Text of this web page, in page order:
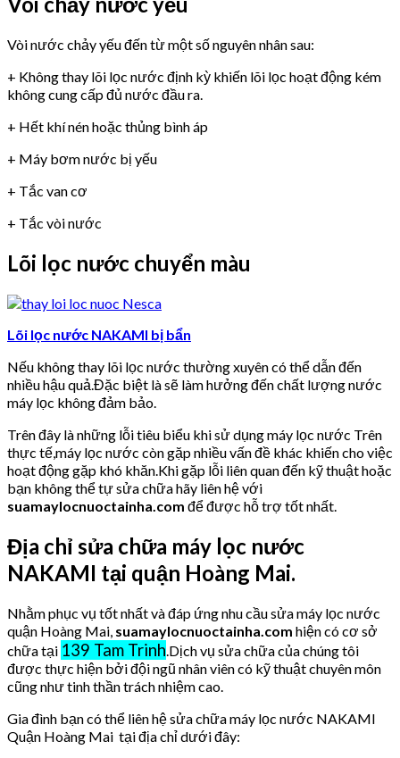
Vòi nước chảy yếu đến từ một số nguyên nhân sau:
+ Không thay lõi lọc nước định kỳ khiến lõi lọc hoạt động kém
không cung cấp đủ nước đầu ra.
+ Hết khí nén hoặc thủng bình áp
+ Máy bơm nước bị yếu
+ Tắc van cơ
+ Tắc vòi nước
Lõi lọc nước chuyển màu
Lõi lọc nước NAKAMI bị bẩn
Nếu không thay lõi lọc nước thường xuyên có thể dẫn đến
nhiều hậu quả.Đặc biệt là sẽ làm hưởng đến chất lượng nước
máy lọc không đảm bảo.
Trên đây là những lỗi tiêu biểu khi sử dụng máy lọc nước Trên
thực tế,máy lọc nước còn gặp nhiều vấn đề khác khiến cho việc
hoạt động gặp khó khăn.Khi gặp lỗi liên quan đến kỹ thuật hoặc
bạn không thể tự sửa chữa hãy liên hệ với
suamaylocnuoctainha.com để được hỗ trợ tốt nhất.
Địa chỉ sửa chữa máy lọc nước
NAKAMI tại quận Hoàng Mai.
Nhằm phục vụ tốt nhất và đáp ứng nhu cầu sửa máy lọc nước
quận Hoàng Mai, suamaylocnuoctainha.com hiện có cơ sở
chữa tại 139 Tam Trinh .Dịch vụ sửa chữa của chúng tôi
được thực hiện bởi đội ngũ nhân viên có kỹ thuật chuyên môn
cũng như tinh thần trách nhiệm cao.
Gia đình bạn có thể liên hệ sửa chữa máy lọc nước NAKAMI
Quận Hoàng Mai tại địa chỉ dưới đây: